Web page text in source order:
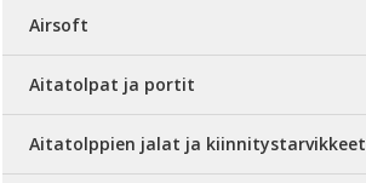
Airsoft
Aitatolpat ja portit
Aitatolppien jalat ja kiinnitystarvikkeet